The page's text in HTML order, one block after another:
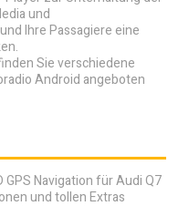
und
Ihre Passagiere eine
Sie verschiedene
Android angeboten
Navigation für Audi Q7
und tollen Extras